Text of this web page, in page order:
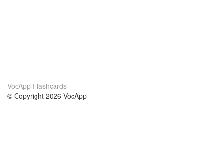
VocApp Flashcards
© Copyright 2026 VocApp